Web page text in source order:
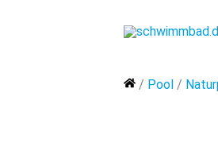
Home
/ Pool /